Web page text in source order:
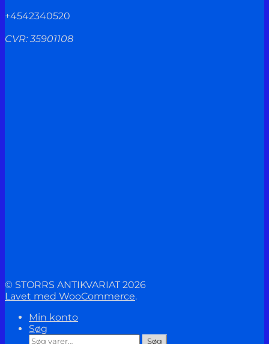
+4542340520
CVR: 35901108
© STORRS ANTIKVARIAT 2026
Lavet med WooCommerce.
Min konto
Søg
Søg
Søg